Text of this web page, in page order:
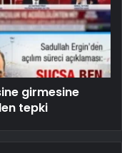
girmesine
tepki